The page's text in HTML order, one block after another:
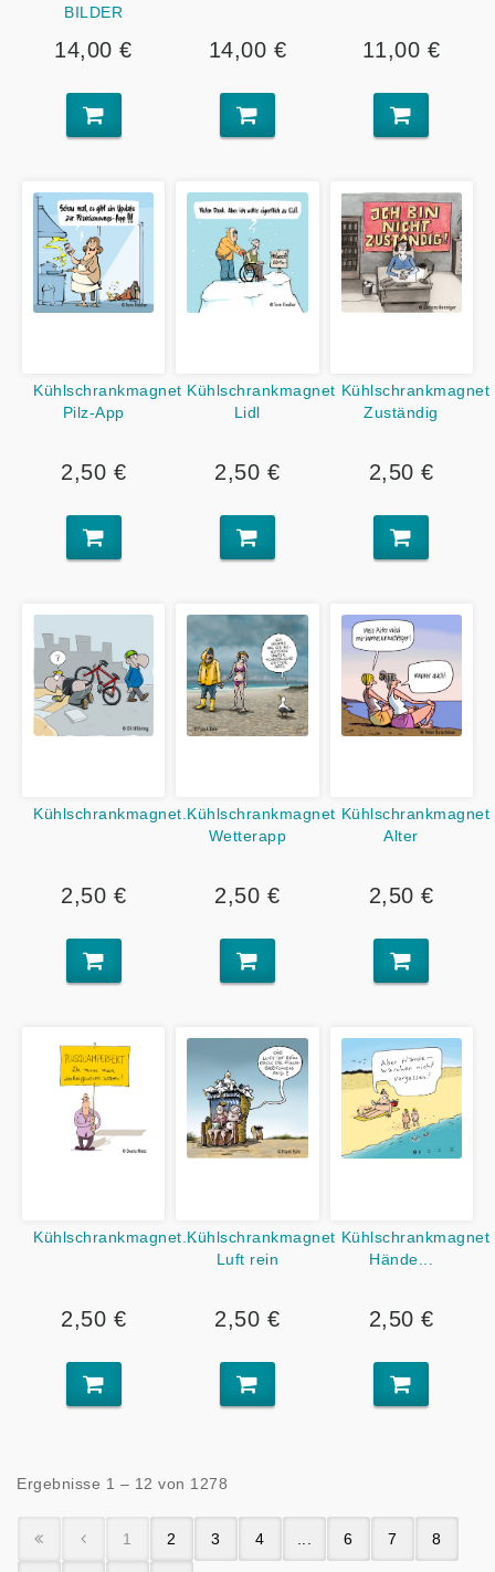
BILDER
14,00 € 14,00 € 11,00 €
Kühlschrankmagnet
Pilz-App
2,50 €
Kühlschrankmagnet
Lidl
2,50 €
Kühlschrankmagnet
Zuständig
2,50 €
Kühlschrankmagnet...
2,50 €
Kühlschrankmagnet
Wetterapp
2,50 €
Kühlschrankmagnet
Alter
2,50 €
Kühlschrankmagnet...
2,50 €
Kühlschrankmagnet
Luft rein
2,50 €
Kühlschrankmagnet
Hände...
2,50 €
Ergebnisse 1 – 12 von 1278
1 2 3 4 6 7 8